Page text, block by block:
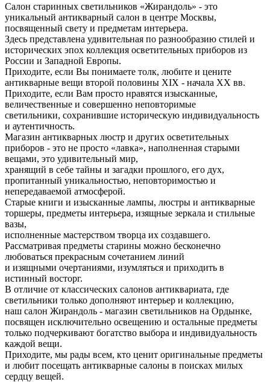
Салон старинных светильников «Жирандоль» - это
уникальный антикварный салон в центре Москвы,
посвященный свету и предметам интерьера.
Здесь представлена удивительная по разнообразию стилей и
исторических эпох коллекция осветительных приборов из
России и Западной Европы.
Приходите, если Вы понимаете толк, любите и цените
антикварные вещи второй половины XIX - начала XX вв.
Приходите, если Вам просто нравятся изысканные,
величественные и совершенно неповторимые
светильники, сохранившие историческую индивидуальность
и аутентичность.
Магазин антикварных люстр и других осветительных
приборов - это не просто «лавка», наполненная старыми
вещами, это удивительный мир,
хранящий в себе тайны и загадки прошлого, его дух,
пропитанный уникальностью, неповторимостью и
непередаваемой атмосферой.
Старые книги и изысканные лампы, люстры и антикварные
торшеры, предметы интерьера, изящные зеркала и стильные
вазы,
исполненные мастерством творца их создавшего.
Рассматривая предметы старины можно бесконечно
любоваться прекрасным сочетанием линий
и изящными очертаниями, изумляться и приходить в
истинный восторг.
В отличие от классических салонов антиквариата, где
светильники только дополняют интерьер и коллекцию,
наш салон Жирандоль - магазин светильников на Ордынке,
посвящен исключительно освещению и остальные предметы
только подчеркивают богатство выбора и индивидуальность
каждой вещи.
Приходите, мы рады всем, кто ценит оригинальные предметы
и любит посещать антикварные салоны в поисках милых
сердцу вещей.